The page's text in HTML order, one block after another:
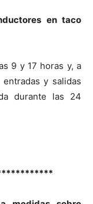
en taco
9 y 17 horas y, a
y salidas
durante las 24